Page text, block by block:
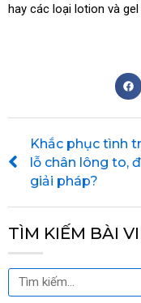
hay các loại lotion và
Prev
Khắc phục tình
lỗ chân lông to,
giải pháp?
TÌM KIẾM BÀI
Tìm
kiếm